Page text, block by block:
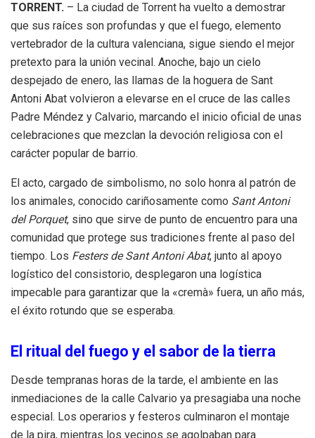
TORRENT. – La ciudad de Torrent ha vuelto a demostrar
que sus raíces son profundas y que el fuego, elemento
vertebrador de la cultura valenciana, sigue siendo el mejor
pretexto para la unión vecinal. Anoche, bajo un cielo
despejado de enero, las llamas de la hoguera de Sant
Antoni Abat volvieron a elevarse en el cruce de las calles
Padre Méndez y Calvario, marcando el inicio oficial de unas
celebraciones que mezclan la devoción religiosa con el
carácter popular de barrio.
El acto, cargado de simbolismo, no solo honra al patrón de
los animales, conocido cariñosamente como Sant Antoni
del Porquet, sino que sirve de punto de encuentro para una
comunidad que protege sus tradiciones frente al paso del
tiempo. Los Festers de Sant Antoni Abat, junto al apoyo
logístico del consistorio, desplegaron una logística
impecable para garantizar que la «cremà» fuera, un año más,
el éxito rotundo que se esperaba.
El ritual del fuego y el sabor de la tierra
Desde tempranas horas de la tarde, el ambiente en las
inmediaciones de la calle Calvario ya presagiaba una noche
especial. Los operarios y festeros culminaron el montaje
de la pira, mientras los vecinos se agolpaban para